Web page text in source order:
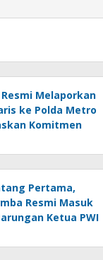
Melaporkan
ke Polda Metro
Komitmen
Pertama,
Resmi Masuk
Ketua PWI